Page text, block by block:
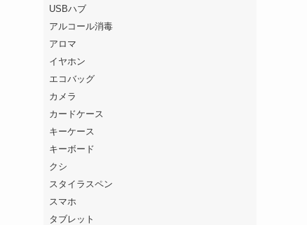
USBハブ
アルコール消毒
アロマ
イヤホン
エコバッグ
カメラ
カードケース
キーケース
キーボード
クシ
スタイラスペン
スマホ
タブレット